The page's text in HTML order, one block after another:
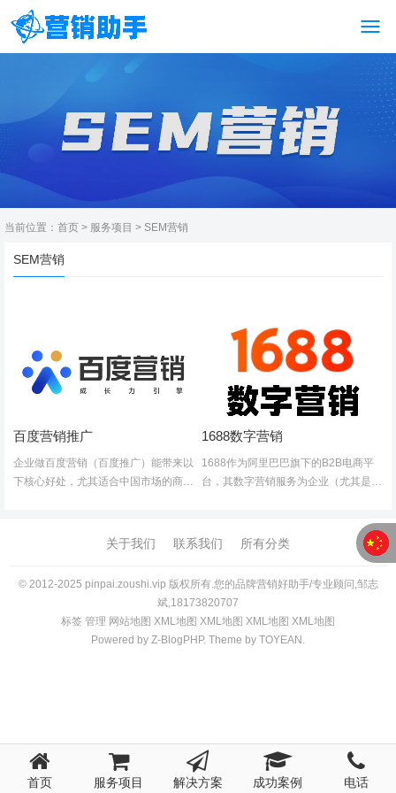
当前位置： 首页 > 服务项目 > SEM营销
SEM营销
百度营销推广
企业做百度营销（百度推广）能带来以
下核心好处，尤其适合中国市场的商业
0%+份额（2023年数据），用户主动
1688数字营销
1688作为阿里巴巴旗下的B2B电商平
台，其数字营销服务为企业（尤其是中
客户并优化交易效率。以下是1688数
关于我们 联系我们 所有分类
© 2012-2025 pinpai.zoushi.vip 版权所有.您的品牌营销好助手/专业顾问,邹志
斌,18173820707
标签 管理 网站地图 XM L地图 XM L地图 XM L地图 XM L地图
Powered by Z-BlogPHP. Theme by TOYEAN .
首页 服务项目 解决方案 成功案例 电话